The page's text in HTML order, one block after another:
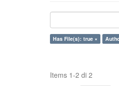
Has File(s): true ×
Items 1-2 di 2